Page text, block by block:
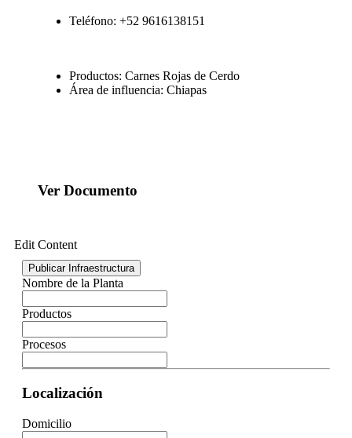
Teléfono: +52 9616138151
Productos: Carnes Rojas de Cerdo
Área de influencia: Chiapas
Ver Documento
Edit Content
Publicar Infraestructura
Nombre de la Planta
Productos
Procesos
Localización
Domicilio